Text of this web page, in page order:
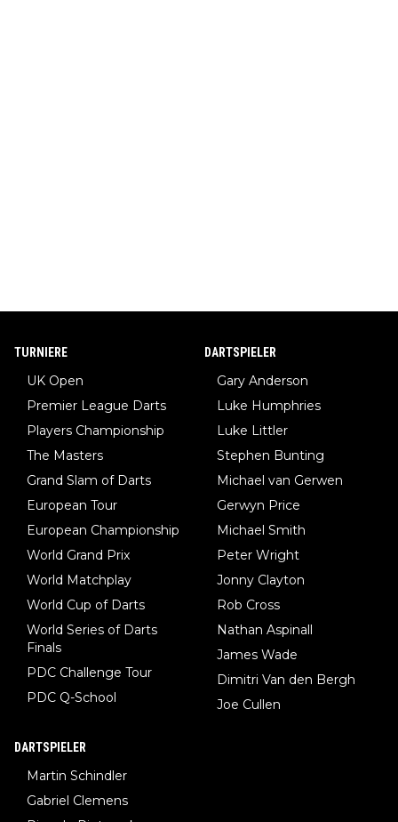
TURNIERE
UK Open
Premier League Darts
Players Championship
The Masters
Grand Slam of Darts
European Tour
European Championship
World Grand Prix
World Matchplay
World Cup of Darts
World Series of Darts
Finals
PDC Challenge Tour
PDC Q-School
DARTSPIELER
Gary Anderson
Luke Humphries
Luke Littler
Stephen Bunting
Michael van Gerwen
Gerwyn Price
Michael Smith
Peter Wright
Jonny Clayton
Rob Cross
Nathan Aspinall
James Wade
Dimitri Van den Bergh
Joe Cullen
DARTSPIELER
Martin Schindler
Gabriel Clemens